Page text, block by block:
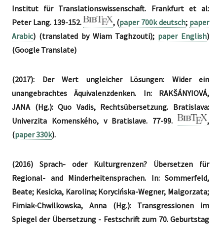
Institut für Translationswissenschaft. Frankfurt et al:
Peter Lang. 139-152.
, (paper 700k deutsch; paper
Arabic) (translated by Wiam Taghzouti); paper English)
(Google Translate)
(2017): Der Wert ungleicher Lösungen: Wider ein
unangebrachtes Äquivalenzdenken. In: RAKŠÁNYIOVÁ,
JANA (Hg.): Quo Vadis, Rechtsübersetzung. Bratislava:
Univerzita Komenského, v Bratislave. 77-99.
,
(paper 330k).
(2016) Sprach- oder Kulturgrenzen? Übersetzen für
Regional- and Minderheitensprachen. In: Sommerfeld,
Beate; Kesicka, Karolina; Korycińska-Wegner, Malgorzata;
Fimiak-Chwilkowska, Anna (Hg.): Transgressionen im
Spiegel der Übersetzung - Festschrift zum 70. Geburtstag